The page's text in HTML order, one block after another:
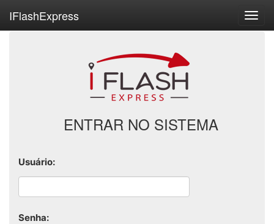
IFlashExpress
ENTRAR NO SISTEMA
Usuário:
Senha: